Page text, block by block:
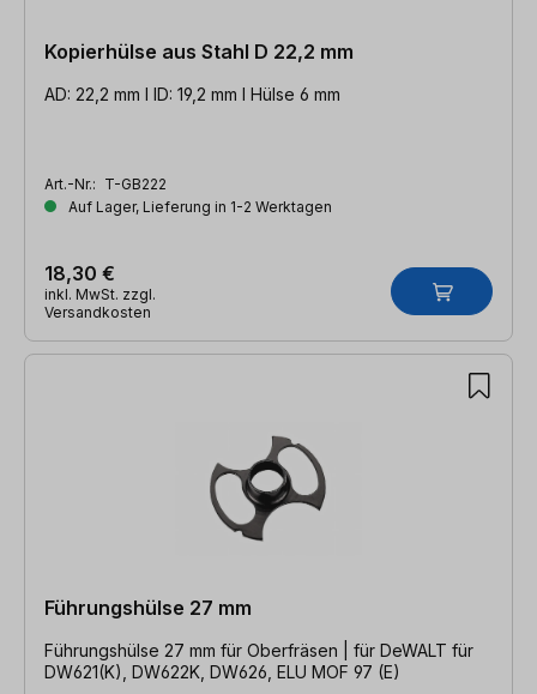
Kopierhülse aus Stahl D 22,2 mm
AD: 22,2 mm l ID: 19,2 mm l Hülse 6 mm
Art.-Nr.: T-GB222
Auf Lager, Lieferung in 1-2 Werktagen
18,30 €
inkl. MwSt. zzgl.
Versandkosten
Führungshülse 27 mm
Führungshülse 27 mm für Oberfräsen | für DeWALT für
DW621(K), DW622K, DW626, ELU MOF 97 (E)